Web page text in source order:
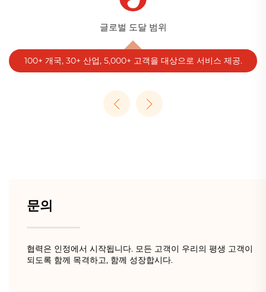
글로벌 도달 범위
100+ 개국, 30+ 산업, 5,000+ 고객을 대상으로 서비스 제공.
문의
협력은 인정에서 시작됩니다. 모든 고객이 우리의 평생 고객이
되도록 함께 목격하고, 함께 성장합시다.